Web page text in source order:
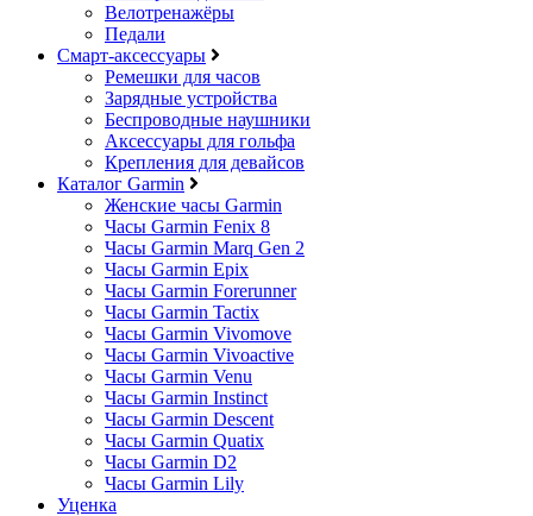
Велотренажёры
Педали
Смарт-аксессуары
Ремешки для часов
Зарядные устройства
Беспроводные наушники
Аксессуары для гольфа
Крепления для девайсов
Каталог Garmin
Женские часы Garmin
Часы Garmin Fenix 8
Часы Garmin Marq Gen 2
Часы Garmin Epix
Часы Garmin Forerunner
Часы Garmin Tactix
Часы Garmin Vivomove
Часы Garmin Vivoactive
Часы Garmin Venu
Часы Garmin Instinct
Часы Garmin Descent
Часы Garmin Quatix
Часы Garmin D2
Часы Garmin Lily
Уценка